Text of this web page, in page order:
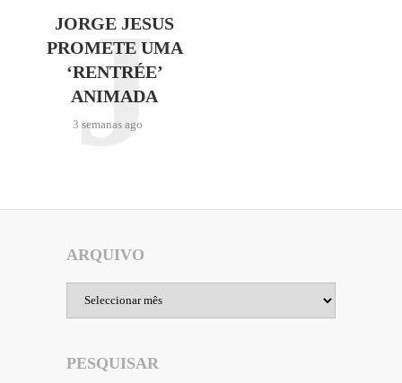
JORGE JESUS
PROMETE UMA
‘RENTRÉE’
ANIMADA
3 semanas ago
J
ARQUIVO
PESQUISAR